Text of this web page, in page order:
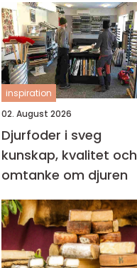
inspiration
02. August 2026
Djurfoder i sveg
kunskap, kvalitet och
omtanke om djuren